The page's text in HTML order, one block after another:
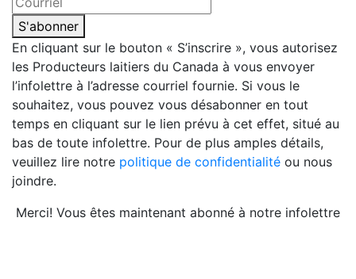
S'abonner
En cliquant sur le bouton « S’inscrire », vous autorisez
les Producteurs laitiers du Canada à vous envoyer
l’infolettre à l’adresse courriel fournie. Si vous le
souhaitez, vous pouvez vous désabonner en tout
temps en cliquant sur le lien prévu à cet effet, situé au
bas de toute infolettre. Pour de plus amples détails,
veuillez lire notre politique de confidentialité ou nous
joindre.
Merci! Vous êtes maintenant abonné à notre infolettre